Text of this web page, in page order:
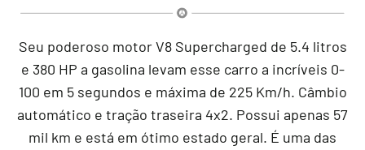
Seu poderoso motor V8 Supercharged de 5.4 litros
e 380 HP a gasolina levam esse carro a incríveis 0-
100 em 5 segundos e máxima de 225 Km/h. Câmbio
automático e tração traseira 4x2. Possui apenas 57
mil km e está em ótimo estado geral. É uma das